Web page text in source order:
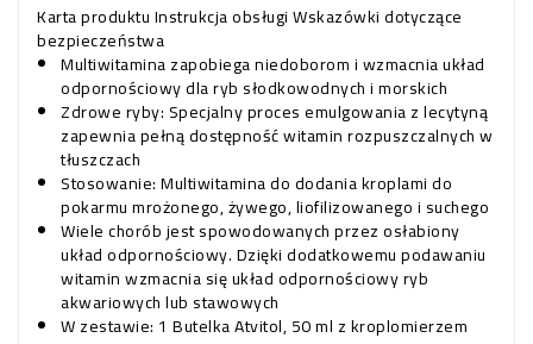
Karta produktuInstrukcja obsługiWskazówki dotyczące
bezpieczeństwa
Multiwitamina zapobiega niedoborom i wzmacnia układ
odpornościowy dla ryb słodkowodnych i morskich
Zdrowe ryby: Specjalny proces emulgowania z lecytyną
zapewnia pełną dostępność witamin rozpuszczalnych w
tłuszczach
Stosowanie: Multiwitamina do dodania kroplami do
pokarmu mrożonego, żywego, liofilizowanego i suchego
Wiele chorób jest spowodowanych przez osłabiony
układ odpornościowy. Dzięki dodatkowemu podawaniu
witamin wzmacnia się układ odpornościowy ryb
akwariowych lub stawowych
W zestawie: 1 Butelka Atvitol, 50 ml z kroplomierzem